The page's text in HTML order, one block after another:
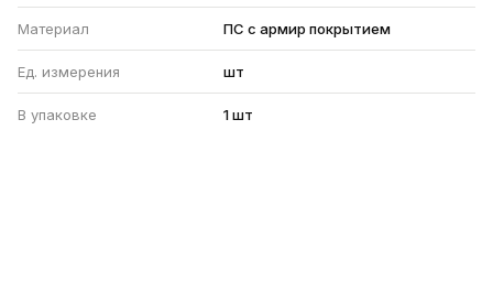
Материал ПС с армир покрытием
Ед. измерения шт
В упаковке 1 шт